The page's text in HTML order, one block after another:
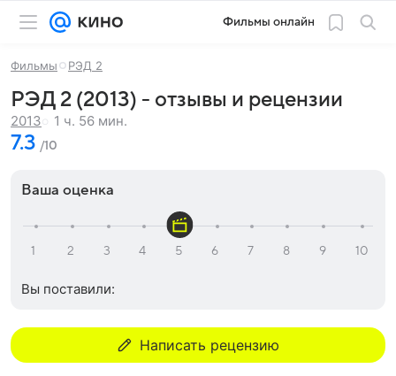
Фильмы онлайн
Фильмы РЭД 2
РЭД 2 (2013) - отзывы и рецензии
2013 1 ч. 56 мин.
7.3 /10
Ваша оценка
Вы поставили:
Написать рецензию